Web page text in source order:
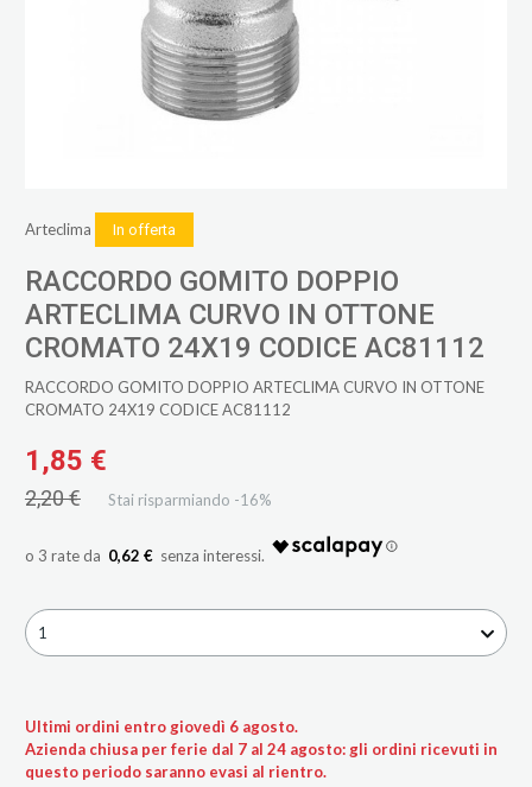
Arteclima In offerta
RACCORDO GOMITO DOPPIO
ARTECLIMA CURVO IN OTTONE
CROMATO 24X19 CODICE AC81112
RACCORDO GOMITO DOPPIO ARTECLIMA CURVO IN OTTONE
CROMATO 24X19 CODICE AC81112
1,85 €
2,20 € Stai risparmiando -16%
0,62 €
1
Ultimi ordini entro giovedì 6 agosto.
Azienda chiusa per ferie dal 7 al 24 agosto: gli ordini ricevuti in
questo periodo saranno evasi al rientro.